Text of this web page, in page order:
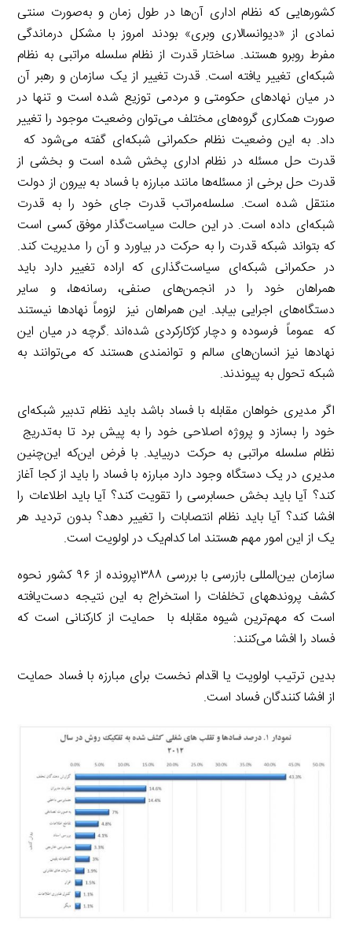
کشورهایی که نظام اداری آن‌ها در طول زمان و به‌صورت سنتی
نمادی از «دیوانسالاری وبری» بودند امروز با مشکل درماندگی
مفرط روبرو هستند. ساختار قدرت از نظام سلسله مراتبی به نظام
شبکه‌ای تغییر یافته است. قدرت تغییر از یک سازمان و رهبر آن
در میان نهادهای حکومتی و مردمی توزیع شده است و تنها در
صورت همکاری گروه‌های مختلف می‌توان وضعیت موجود را تغییر
داد. به این وضعیت نظام حکمرانی شبکه‌ای گفته می‌شود که
قدرت حل مسئله در نظام اداری پخش شده است و بخشی از
قدرت حل برخی از مسئله‌ها مانند مبارزه با فساد به بیرون از دولت
منتقل شده است. سلسله‌مراتب قدرت جای خود را به قدرت
شبکه‌ای داده است. در این حالت سیاست‌گذار موفق کسی است
که بتواند شبکه قدرت را به حرکت در بیاورد و آن را مدیریت کند.
در حکمرانی شبکه‌ای سیاست‌گذاری که اراده تغییر دارد باید
همراهان خود را در انجمن‌های صنفی، رسانه‌ها، و سایر
دستگاه‌های اجرایی بیابد. این همراهان نیز لزوماً نهادها نیستند
که عموماً فرسوده و دچار کژکارکردی شده‌اند .گرچه در میان این
نهادها نیز انسان‌های سالم و توانمندی هستند که می‌توانند به
شبکه تحول به پیوندند.
اگر مدیری خواهان مقابله با فساد باشد باید نظام تدبیر شبکه‌ای
خود را بسازد و پروژه اصلاحی خود را به پیش برد تا به‌تدریج
نظام سلسله مراتبی به حرکت دربیاید. با فرض این‌که این‌چنین
مدیری در یک دستگاه وجود دارد مبارزه با فساد را باید از کجا آغاز
کند؟ آیا باید بخش حسابرسی را تقویت کند؟ آیا باید اطلاعات را
افشا کند؟ آیا باید نظام انتصابات را تغییر دهد؟ بدون تردید هر
یک از این امور مهم هستند اما کدام‌یک در اولویت است.
سازمان بین‌المللی بازرسی با بررسی ۱۳۸۸پرونده از ۹۶ کشور نحوه
کشف پرونده­های تخلفات را استخراج به این نتیجه دست‌یافته
است که مهم‌ترین شیوه مقابله با حمایت از کارکنانی است که
فساد را افشا می‌کنند:
بدین ترتیب اولویت یا اقدام نخست برای مبارزه با فساد حمایت
از افشا کنندگان فساد است.